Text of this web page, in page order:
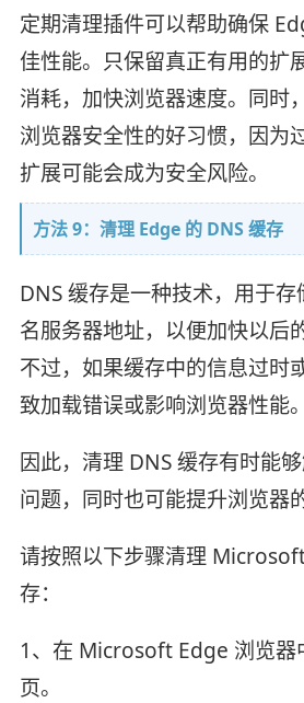
定期清理插件可以帮助确保
佳性能。只保留真正有用的扩
消耗，加快浏览器速度。同时
浏览器安全性的好习惯，因为
扩展可能会成为安全风险。
方法 9：清理 Edge 的 DNS 缓存
DNS 缓存是一种技术，用于
名服务器地址，以便加快以后
不过，如果缓存中的信息过时
致加载错误或影响浏览器性能。
因此，清理 DNS 缓存有时能
问题，同时也可能提升浏览器
请按照以下步骤清理
存：
1、在 Microsoft Edge 浏览器
页。